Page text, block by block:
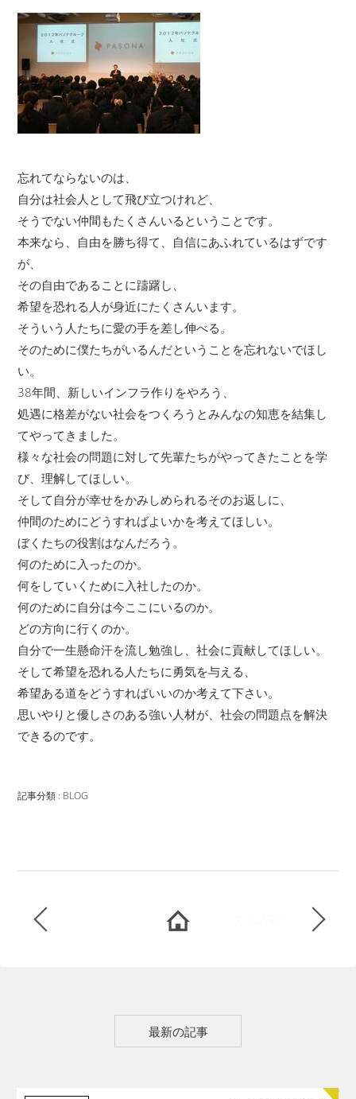
忘れてならないのは、
自分は社会人として飛び立つけれど、
そうでない仲間もたくさんいるということです。
本来なら、自由を勝ち得て、自信にあふれているはずです
が、
その自由であることに躊躇し、
希望を恐れる人が身近にたくさんいます。
そういう人たちに愛の手を差し伸べる。
そのために僕たちがいるんだということを忘れないでほし
い。
38年間、新しいインフラ作りをやろう、
処遇に格差がない社会をつくろうとみんなの知恵を結集し
てやってきました。
様々な社会の問題に対して先輩たちがやってきたことを学
び、理解してほしい。
そして自分が幸せをかみしめられるそのお返しに、
仲間のためにどうすればよいかを考えてほしい。
ぼくたちの役割はなんだろう。
何のために入ったのか。
何をしていくために入社したのか。
何のために自分は今ここにいるのか。
どの方向に行くのか。
自分で一生懸命汗を流し勉強し、社会に貢献してほしい。
そして希望を恐れる人たちに勇気を与える、
希望ある道をどうすればいいのか考えて下さい。
思いやりと優しさのある強い人材が、社会の問題点を解決
できるのです。
記事分類 : BLOG
最新の記事